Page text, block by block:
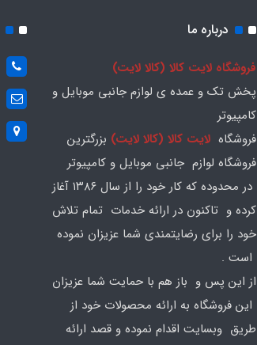
درباره ما
فروشگاه لایت کالا (کالا لایت)
پخش تک و عمده ی لوازم جانبی موبایل و
کامپیوتر
فروشگاه لایت کالا (کالا لایت) بزرگترین
فروشگاه لوازم جانبی موبایل و کامپیوتر
در محدوده که کار خود را از سال ۱۳۸۶ آغاز
کرده و تاکنون در ارائه خدمات تمام تلاش
خود را برای رضایتمندی شما عزیزان نموده
است .
از این پس و باز هم با حمایت شما عزیزان
این فروشگاه به ارائه محصولات خود از
طریق وبسایت اقدام نموده و قصد ارائه